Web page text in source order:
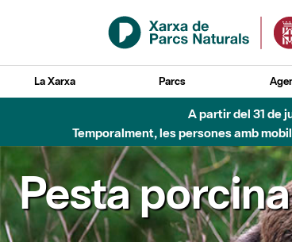
Salta al contingut principal
La Xarxa Parcs
6
Pesta